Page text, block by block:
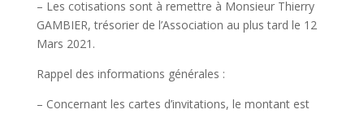
– Les cotisations sont à remettre à Monsieur Thierry
GAMBIER, trésorier de l’Association au plus tard le 12
Mars 2021.
Rappel des informations générales :
– Concernant les cartes d’invitations, le montant est